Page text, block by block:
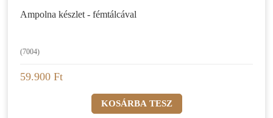
Ampolna készlet - fémtálcával
(7004)
59.900 Ft